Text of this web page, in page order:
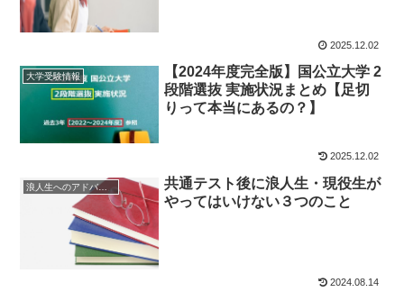
2025.12.02
大学受験情報
【2024年度完全版】国公立大学 2
段階選抜 実施状況まとめ【足切
りって本当にあるの？】
2025.12.02
浪人生へのアドバイス
共通テスト後に浪人生・現役生が
やってはいけない３つのこと
2024.08.14